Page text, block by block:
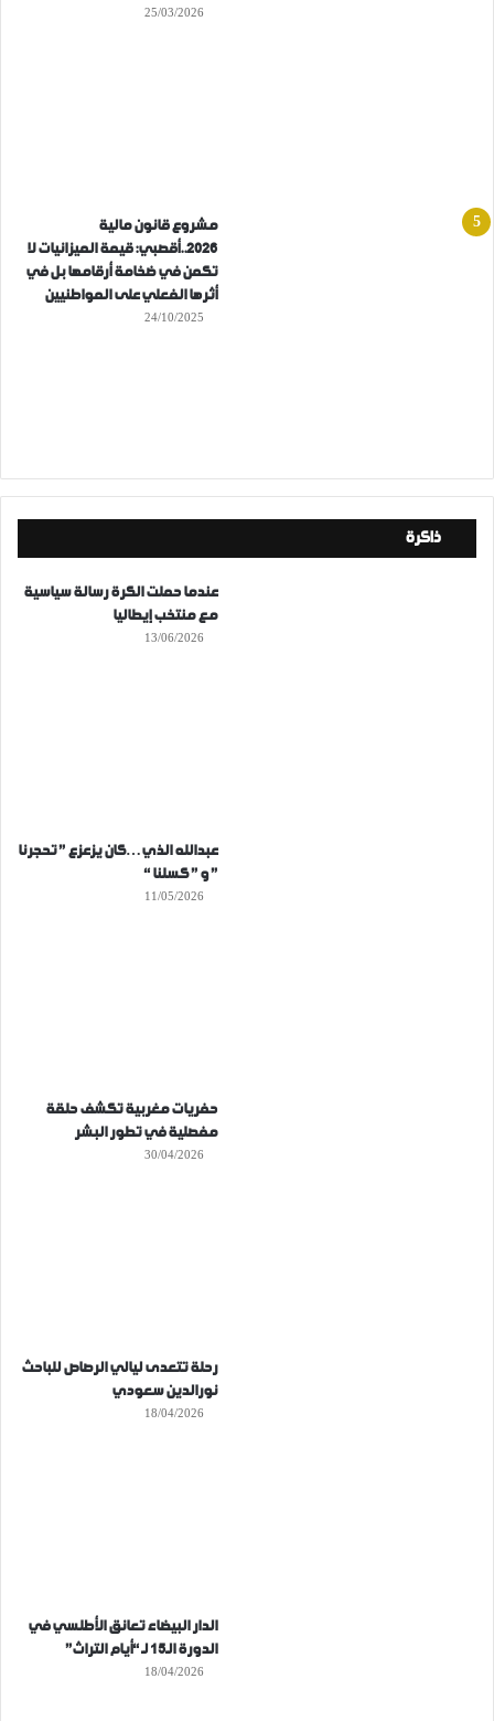
25/03/2026
مشروع قانون مالية
2026..أقصبي: قيمة الميزانيات لا
تكمن في ضخامة أرقامها بل في
أثرها الفعلي على المواطنيين
24/10/2025
ذاكرة
عندما حملت الكرة رسالة سياسية
مع منتخب إيطاليا
13/06/2026
عبدالله الذي…كان يزعزع ” تحجرنا
” و ” كسلنا “
11/05/2026
حفريات مغربية تكشف حلقة
مفصلية في تطور البشر
30/04/2026
رحلة تتعدى ليالي الرصاص للباحث
نورالدين سعودي
18/04/2026
الدار البيضاء تعانق الأطلسي في
الدورة الـ15 لـ “أيام التراث”
18/04/2026